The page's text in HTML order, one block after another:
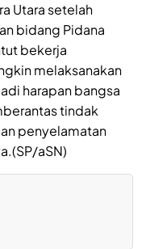
Utara setelah
bidang Pidana
bekerja
melaksanakan
harapan bangsa
tindak
penyelamatan
aSN)